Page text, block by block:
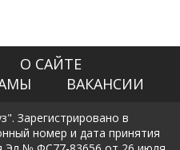
О САЙТЕ
ВАКАНСИИ
Зарегистрировано в
номер и дата принятия